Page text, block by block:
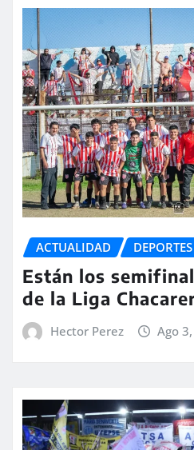
ACTUALIDAD DEPORTES
Están los
de la Liga
Hector Perez Ago